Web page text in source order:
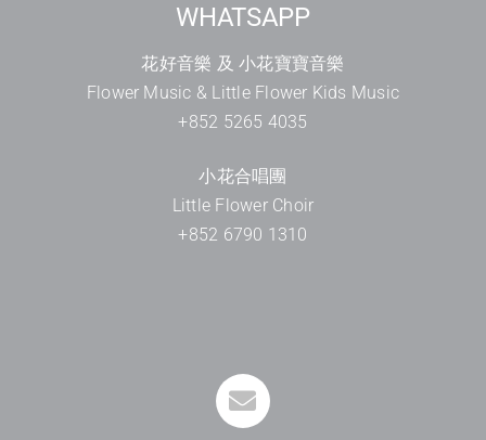
WHATSAPP
花好音樂 及 小花寶寶音樂
Flower Music & Little Flower Kids Music
+852 5265 4035
小花合唱團
Little Flower Choir
+852 6790 1310